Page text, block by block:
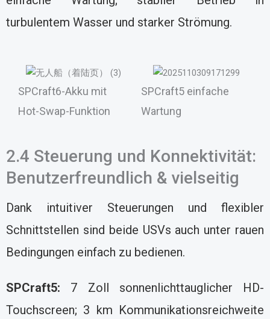
turbulentem Wasser und starker Strömung.
SPCraft6-Akku mit
Hot-Swap-Funktion
SPCraft5 einfache
Wartung
2.4 Steuerung und Konnektivität:
Benutzerfreundlich & vielseitig
Dank intuitiver Steuerungen und flexibler
Schnittstellen sind beide USVs auch unter rauen
Bedingungen einfach zu bedienen.
SPCraft5: 7 Zoll sonnenlichttauglicher HD-
Touchscreen; 3 km Kommunikationsreichweite